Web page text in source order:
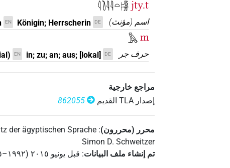
jty.t
𓇋𓍘𓇋𓇋𓏏𓀛
اسم (مؤنث)
DE
Königin; Herrscherin
EN
m
𓅓
حرف جر DE
in; zu; an; aus; [lokal]
EN
مراجع خارجية
إصدار‏ ‏TLA‏ القديم
862055
محرر (محررون):
der ägyptischen Sprache
Simon D. Schweitzer
تم إنشاء ملف البيانات: قبل يونيو ۲۰۱٥ (۱۹۹۲–۲۰۱٥)